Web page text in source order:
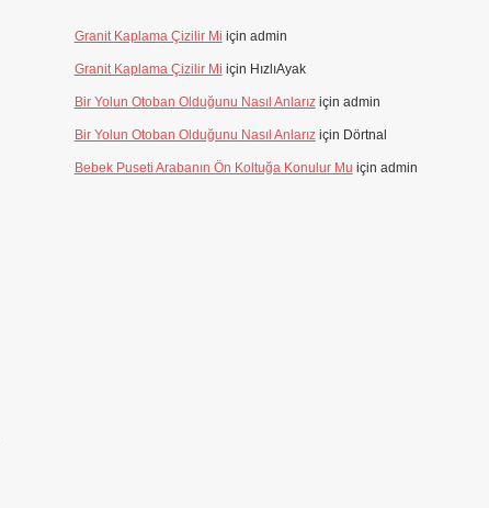
Granit Kaplama Çizilir Mi için admin
Granit Kaplama Çizilir Mi için HızlıAyak
Bir Yolun Otoban Olduğunu Nasıl Anlarıziçin admin
Bir Yolun Otoban Olduğunu Nasıl Anlarıziçin Dörtnal
Bebek Puseti Arabanın Ön Koltuğa Konulur Mu için admin